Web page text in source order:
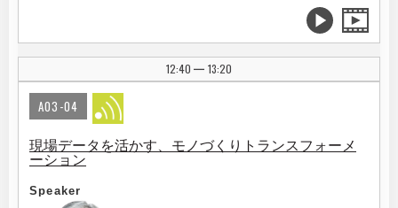
12:40 | 13:20
A03-04
現場データを活かす、モノづくりトランスフォーメ
ーション
Speaker